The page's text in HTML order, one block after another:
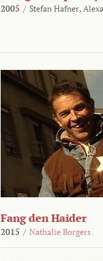
2005 / Stefan Hafner,
Fang den Haider
2015 / Nathalie Borgers